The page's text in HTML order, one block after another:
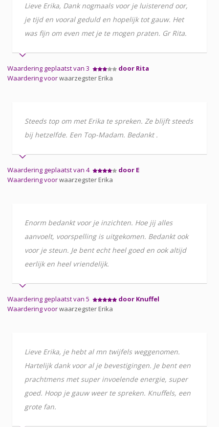
Lieve Erika, Dank nogmaals voor je luisterend oor,
je tijd en vooral geduld en hopelijk tot gauw. Het
was fijn om even met je te mogen praten. Gr Rita.
Waardering geplaatst van 3
door Rita
Waardering voorwaarzegster Erika
Steeds top om met Erika te spreken. Ze blijft steeds
bij hetzelfde. Een Top-Madam. Bedankt .
Waardering geplaatst van 4
door E
Waardering voorwaarzegster Erika
Enorm bedankt voor je inzichten. Hoe jij alles
aanvoelt, voorspelling is uitgekomen. Bedankt ook
voor je steun. Je bent echt heel goed en ook altijd
eerlijk en heel vriendelijk.
Waardering geplaatst van 5
door Knuffel
Waardering voorwaarzegster Erika
Lieve Erika, je hebt al mn twijfels weggenomen.
Hartelijk dank voor al je bevestigingen. Je bent een
prachtmens met super invoelende energie, super
goed. Hoop je gauw weer te spreken. Knuffels, een
grote fan.